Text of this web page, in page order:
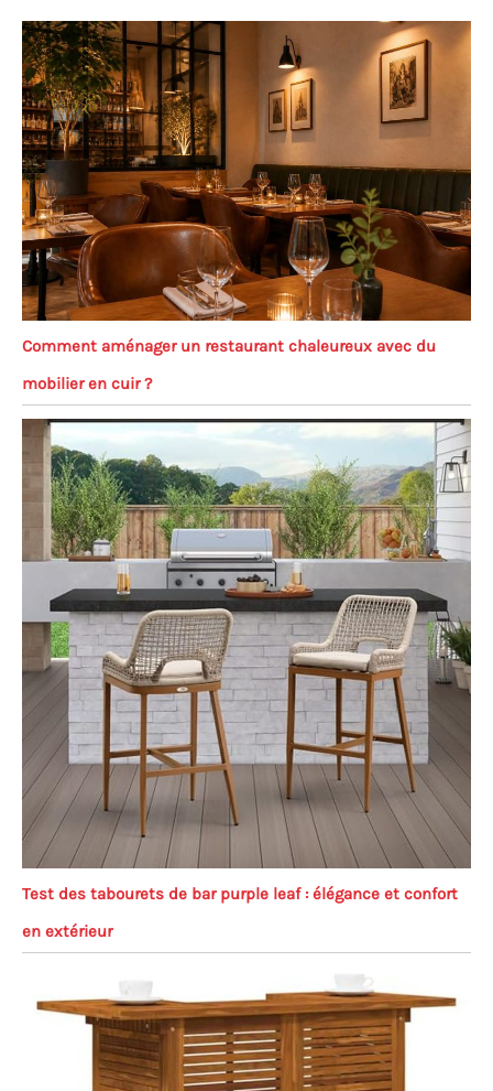
Comment aménager un restaurant chaleureux avec du
mobilier en cuir ?
Test des tabourets de bar purple leaf : élégance et confort
en extérieur